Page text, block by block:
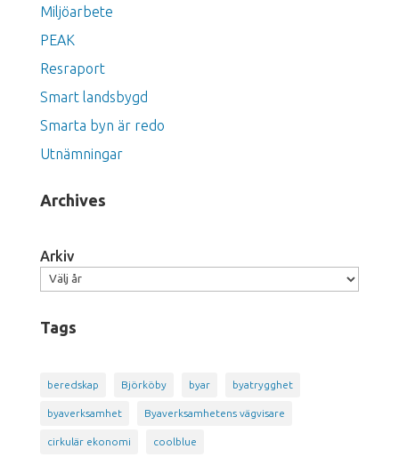
Miljöarbete
PEAK
Resraport
Smart landsbygd
Smarta byn är redo
Utnämningar
Archives
Arkiv
Tags
beredskap Björköby byar byatrygghet
byaverksamhet Byaverksamhetens vägvisare
cirkulär ekonomi coolblue